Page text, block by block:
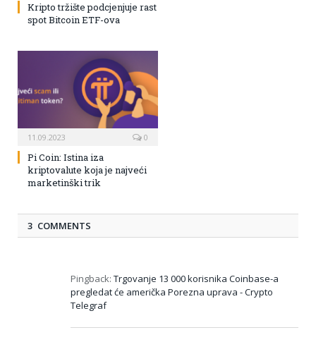
Kripto tržište podcjenjuje rast
spot Bitcoin ETF-ova
11.09.2023 0
Pi Coin: Istina iza
kriptovalute koja je najveći
marketinški trik
3 COMMENTS
Pingback: Trgovanje 13 000 korisnika Coinbase-a
pregledat će američka Porezna uprava - Crypto
Telegraf